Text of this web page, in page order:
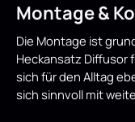
Montage &
Die Montage ist
Heckansatz Diffusor
sich für den Alltag
sich sinnvoll mit